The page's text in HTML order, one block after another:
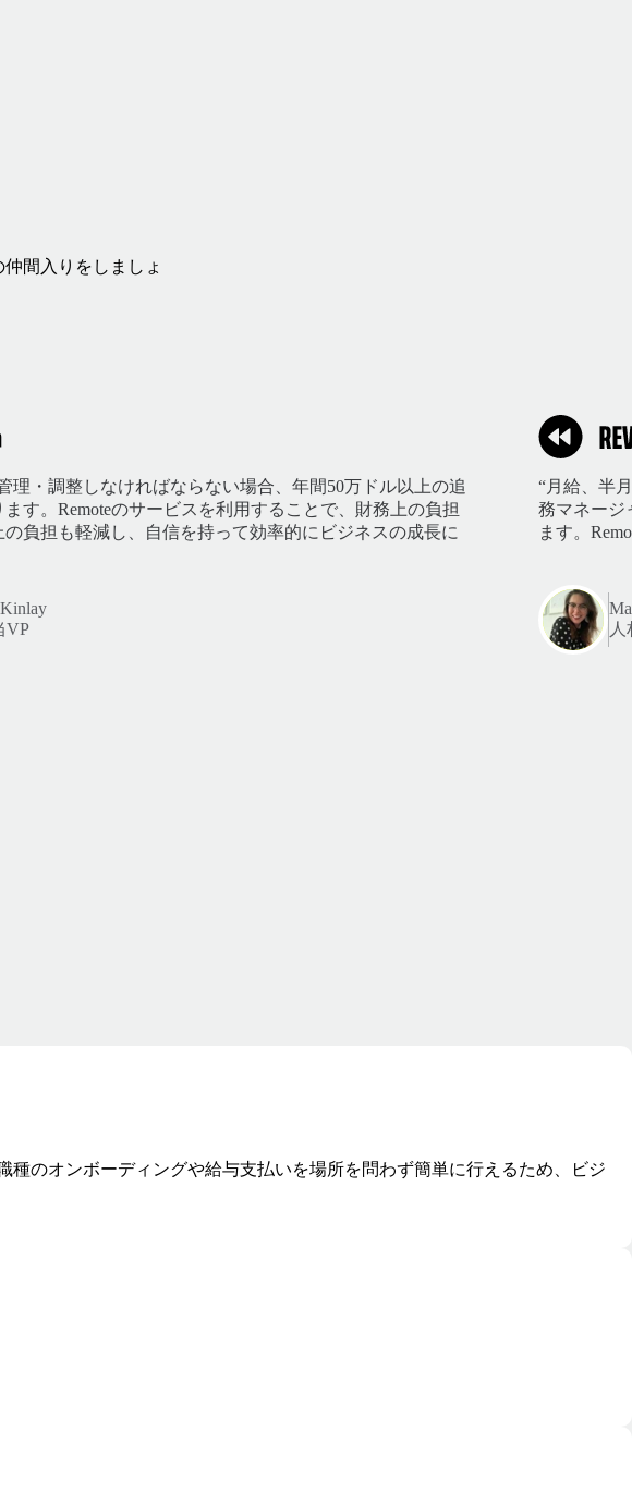
間入りをしましょ
理・調整しなければならない場合、年間50万ドル以上の追
す。Remoteのサービスを利用することで、財務上の負担
負担も軽減し、自信を持って効率的にビジネスの成長に
VP
“月給、半
務マネージ
ます。
のオンボーディングや給与支払いを場所を問わず簡単に行えるため、ビジ